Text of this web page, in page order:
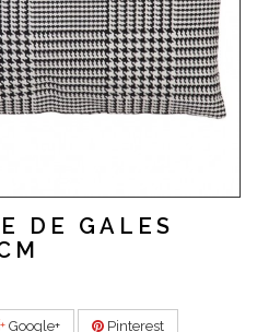
DE GALES
Google+ Pinterest